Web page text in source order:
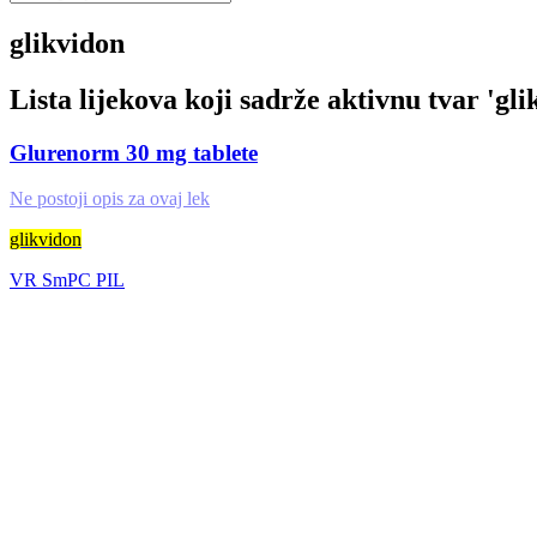
glikvidon
Lista lijekova koji sadrže aktivnu tvar '
Glurenorm 30 mg tablete
Ne postoji opis za ovaj lek
glikvidon
VR SmPC PIL